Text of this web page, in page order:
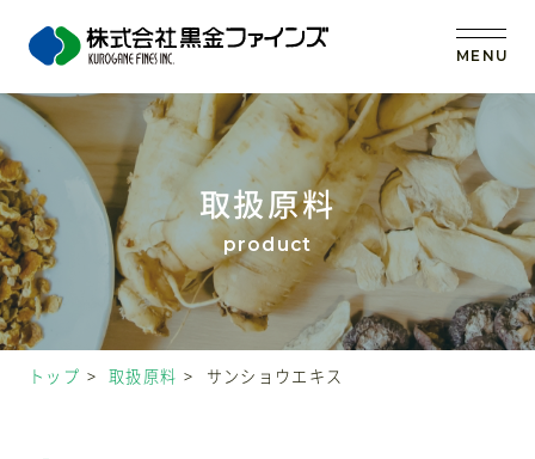
MENU
トップ
当社の強み
事業内容
取扱原料
取扱原料
トップ 取扱原料 サンショウエキス